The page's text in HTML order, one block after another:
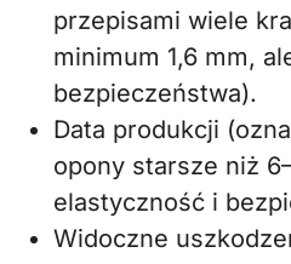
przepisami wiele
minimum 1,6 mm,
bezpieczeństwa).
Data produkcji
opony starsze niż
elastyczność i
Widoczne